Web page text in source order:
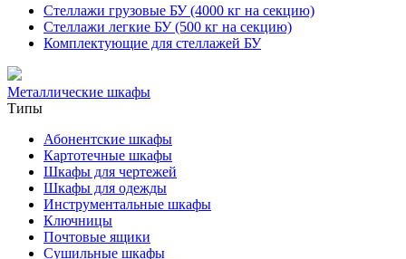
Стеллажи грузовые БУ (4000 кг на секцию)
Стеллажи легкие БУ (500 кг на секцию)
Комплектующие для стеллажей БУ
Металлические шкафы
Типы
Абонентские шкафы
Картотечные шкафы
Шкафы для чертежей
Шкафы для одежды
Инструментальные шкафы
Ключницы
Почтовые ящики
Сушильные шкафы